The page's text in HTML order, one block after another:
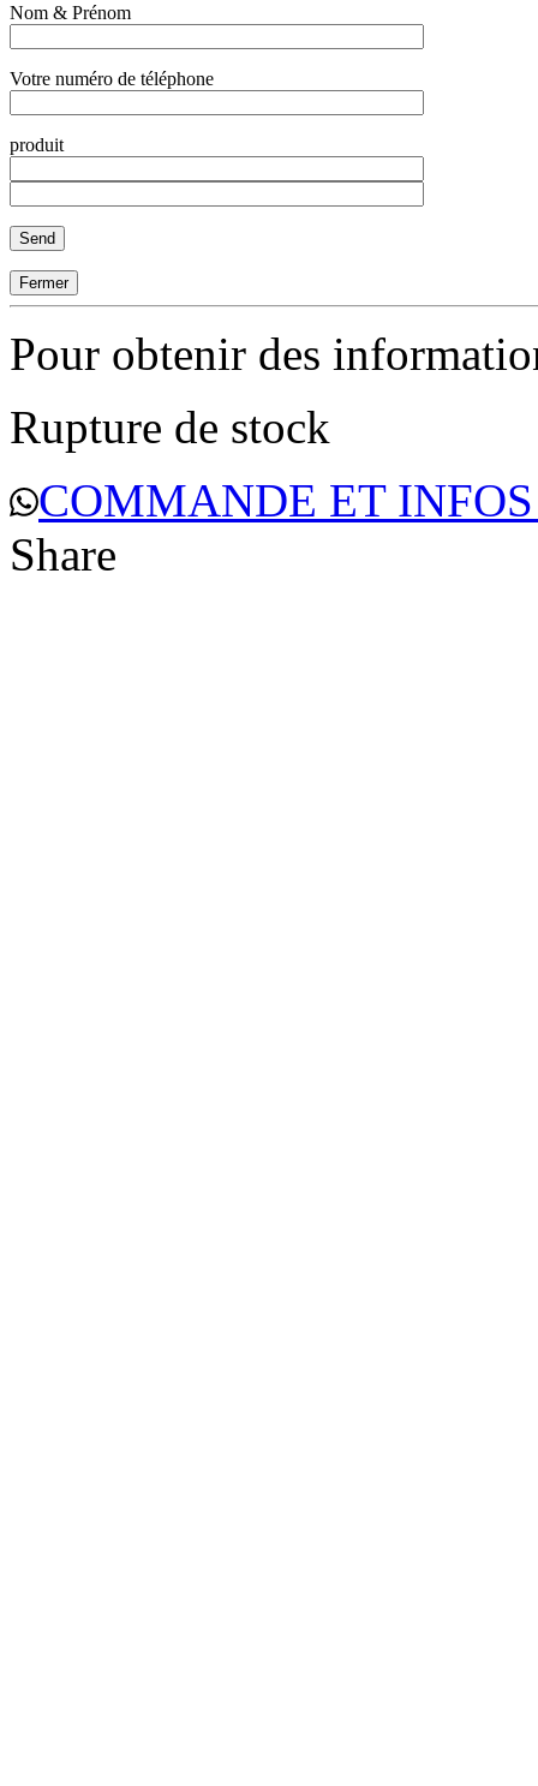
Nom & Prénom
Votre numéro de téléphone
produit
Fermer
Pour obtenir des
Rupture de stock
COMMANDE ET
Share